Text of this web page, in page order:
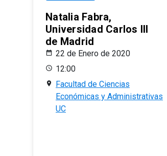
Natalia Fabra,
Universidad Carlos III
de Madrid
22 de Enero de 2020
12:00
Facultad de Ciencias
Económicas y Administrativas
UC